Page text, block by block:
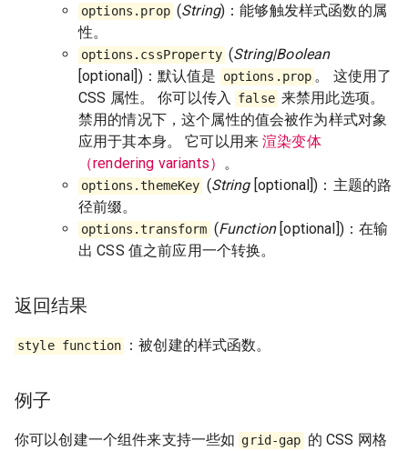
options.prop (String)：能够触发样式函数的属
性。
options.cssProperty (String|Boolean
[optional])：默认值是
options.prop 。 这使用了
CSS 属性。 你可以传入
false 来禁用此选项。
禁用的情况下，这个属性的值会被作为样式对象
应用于其本身。 它可以用来渲染变体
（rendering variants） 。
options.themeKey (String[optional])：主题的路
径前缀。
options.transform (Function[optional])：在输
出 CSS 值之前应用一个转换。
返回结果
style function ：被创建的样式函数。
例子
你可以创建一个组件来支持一些如 grid-gap 的 CSS 网格